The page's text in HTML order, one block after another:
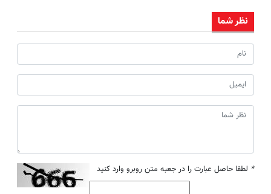
نظر شما
* لطفا حاصل عبارت را در جعبه متن روبرو وارد کنید